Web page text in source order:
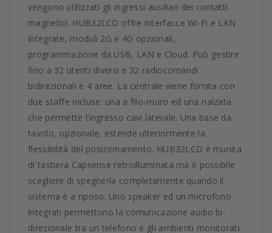
vengono utilizzati gli ingressi ausiliari dei contatti
magnetici. HUB32LCD offre interfacce Wi-Fi e LAN
integrate, moduli 2G e 4G opzionali,
programmazione da USB, LAN e Cloud. Può gestire
fino a 32 utenti diversi e 32 radiocomandi
bidirezionali e 4 aree. La centrale viene fornita con
due staffe incluse: una a filo-muro ed una rialzata
che permette l’ingresso cavi laterale. Una base da
tavolo, opzionale, estende ulteriormente la
flessibilità del posizionamento. HUB32LCD è munita
di tastiera Capsense retroilluminata ma è possibile
scegliere di spegnerla completamente quando il
sistema è a riposo. Uno speaker ed un microfono
integrati permettono la comunicazione audio bi-
direzionale tra un telefono e gli ambienti monitorati.